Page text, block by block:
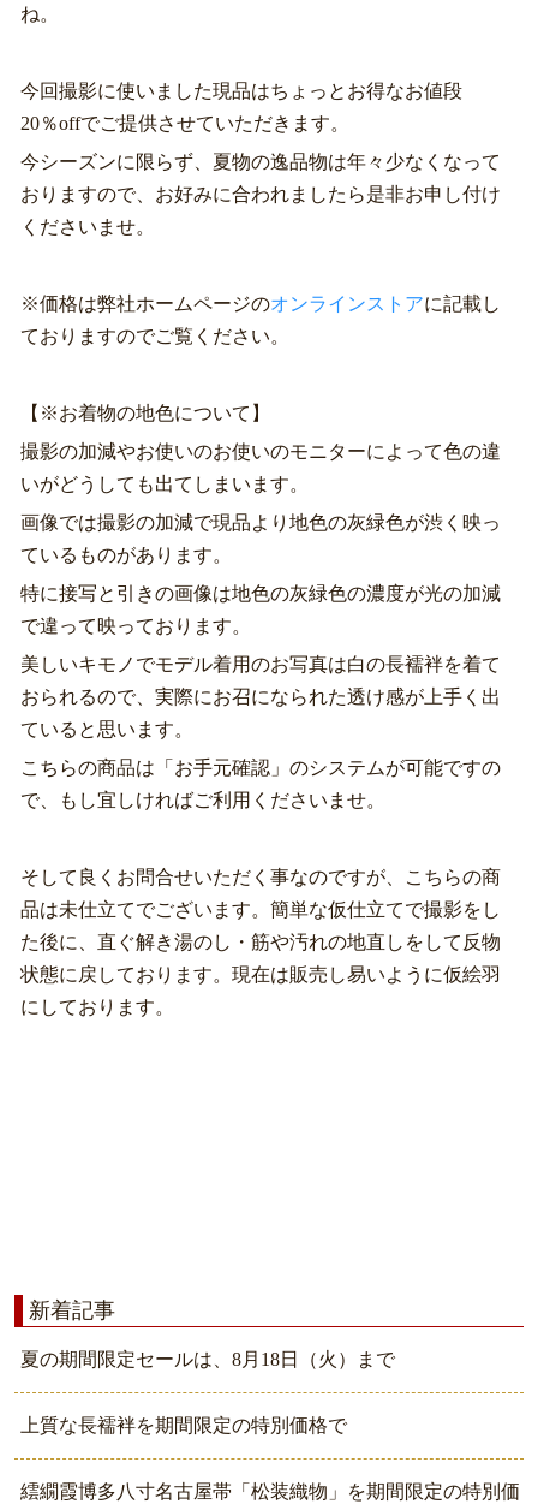
ね。
今回撮影に使いました現品はちょっとお得なお値段
20％offでご提供させていただきます。
今シーズンに限らず、夏物の逸品物は年々少なくなって
おりますので、お好みに合われましたら是非お申し付け
くださいませ。
※価格は弊社ホームページのオンラインストアに記載し
ておりますのでご覧ください。
【※お着物の地色について】
撮影の加減やお使いのお使いのモニターによって色の違
いがどうしても出てしまいます。
画像では撮影の加減で現品より地色の灰緑色が渋く映っ
ているものがあります。
特に接写と引きの画像は地色の灰緑色の濃度が光の加減
で違って映っております。
美しいキモノでモデル着用のお写真は白の長襦袢を着て
おられるので、実際にお召になられた透け感が上手く出
ていると思います。
こちらの商品は「お手元確認」のシステムが可能ですの
で、もし宜しければご利用くださいませ。
そして良くお問合せいただく事なのですが、こちらの商
品は未仕立てでございます。簡単な仮仕立てで撮影をし
た後に、直ぐ解き湯のし・筋や汚れの地直しをして反物
状態に戻しております。現在は販売し易いように仮絵羽
にしております。
新着記事
夏の期間限定セールは、8月18日（火）まで
上質な長襦袢を期間限定の特別価格で
繧繝霞博多八寸名古屋帯「松装織物」を期間限定の特別価